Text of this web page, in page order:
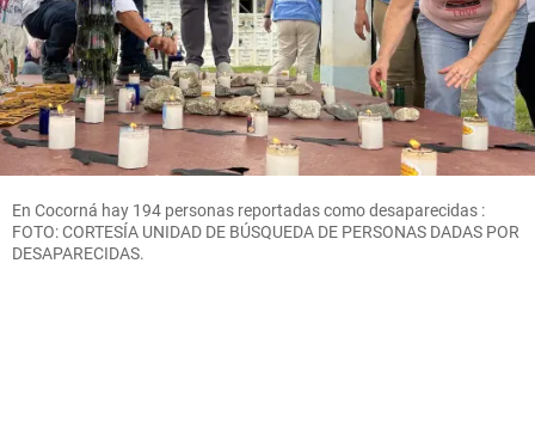
En Cocorná hay 194 personas reportadas como desaparecidas :
FOTO: CORTESÍA UNIDAD DE BÚSQUEDA DE PERSONAS DADAS POR
DESAPARECIDAS.